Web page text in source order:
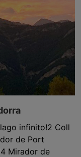
infinito!2 Coll
de Port
Mirador de